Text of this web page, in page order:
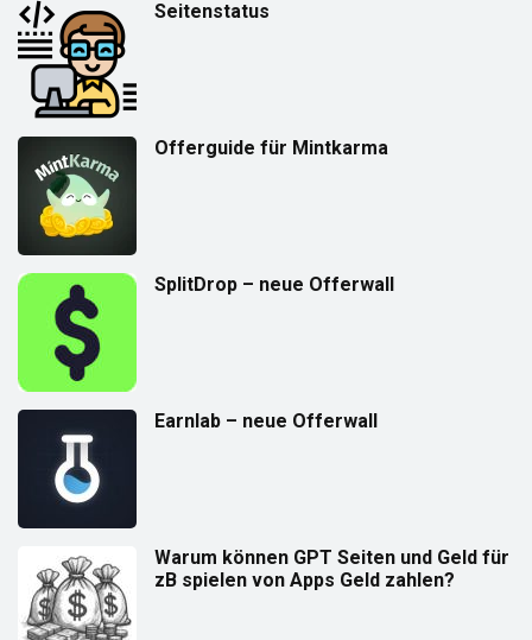
Seitenstatus
Offerguide für Mintkarma
SplitDrop – neue Offerwall
Earnlab – neue Offerwall
Warum können GPT Seiten und Geld für
zB spielen von Apps Geld zahlen?